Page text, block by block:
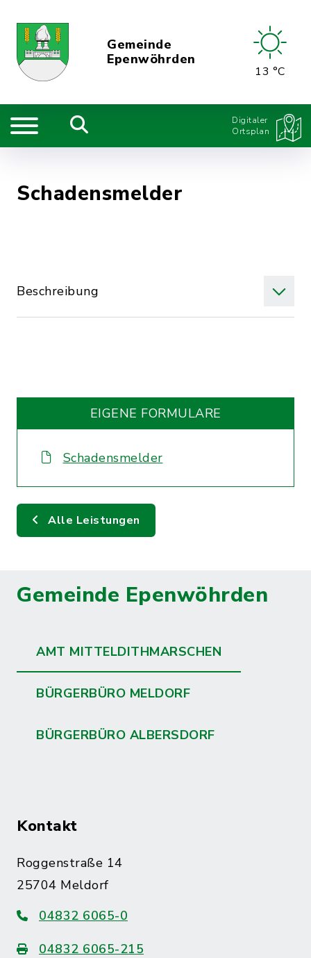
Gemeinde
Epenwöhrden
13 °C
Digitaler
Ortsplan
Schadensmelder
Beschreibung
EIGENE FORMULARE
Schadensmelder
Alle Leistungen
Gemeinde Epenwöhrden
AMT MITTELDITHMARSCHEN
BÜRGERBÜRO MELDORF
BÜRGERBÜRO ALBERSDORF
Kontakt
Roggenstraße 14
25704 Meldorf
04832 6065-0
04832 6065-215